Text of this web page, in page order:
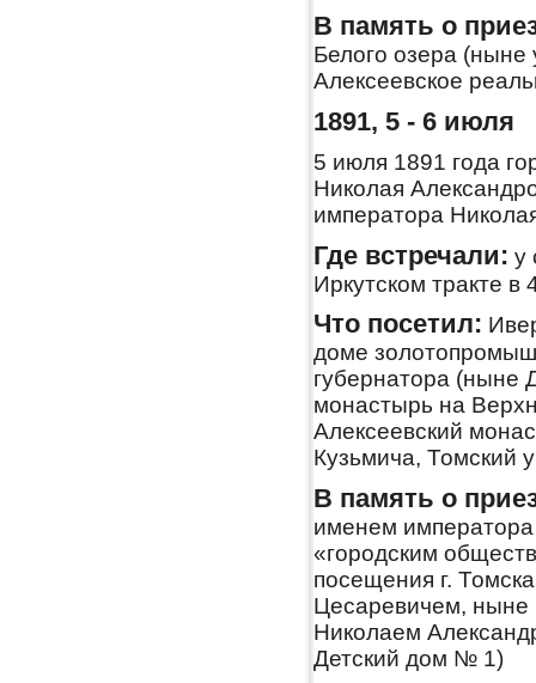
В память о
Белого озера (ныне
Алексеевское
1891, 5 - 6 июля
5 июля 1891 года
Николая
императора
Где встречали: у
Иркутском тракте в
Что посетил:
доме
губернатора (ныне
монастырь на
Алексеевский
Кузьмича, Томский
В память о
именем императора
«городским
посещения г.
Цесаревичем, ныне
Николаем
Детский дом № 1)